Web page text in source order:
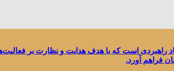
راهبردی است که با هدف هدایت و نظارت بر
فراهم آورد.